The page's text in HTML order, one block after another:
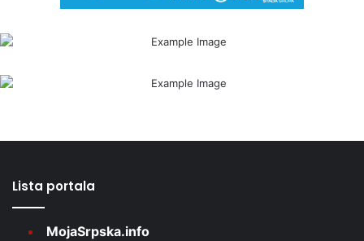
Lista portala
MojaSrpska.info